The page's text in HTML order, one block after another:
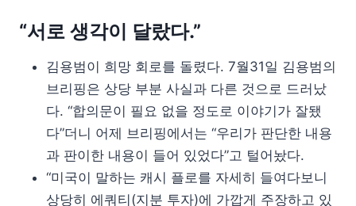
“서로 생각이 달랐다.”
김용범이 희망 회로를 돌렸다. 7월31일 김용범의
브리핑은 상당 부분 사실과 다른 것으로 드러났
다. “합의문이 필요 없을 정도로 이야기가 잘됐
다”더니 어제 브리핑에서는 “우리가 판단한 내용
과 판이한 내용이 들어 있었다”고 털어놨다.
“미국이 말하는 캐시 플로를 자세히 들여다보니
상당히 에쿼티(지분 투자)에 가깝게 주장하고 있